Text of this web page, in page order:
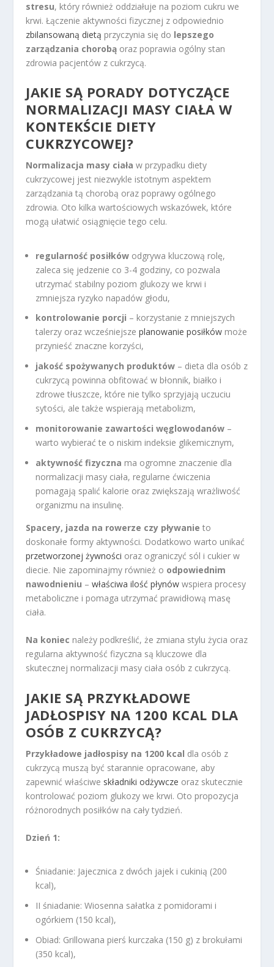
stresu, który również oddziałuje na poziom cukru we
krwi. Łączenie aktywności fizycznej z odpowiednio
zbilansowaną dietą przyczynia się do lepszego
zarządzania chorobą oraz poprawia ogólny stan
zdrowia pacjentów z cukrzycą.
JAKIE SĄ PORADY DOTYCZĄCE
NORMALIZACJI MASY CIAŁA W
KONTEKŚCIE DIETY
CUKRZYCOWEJ?
Normalizacja masy ciała w przypadku diety
cukrzycowej jest niezwykle istotnym aspektem
zarządzania tą chorobą oraz poprawy ogólnego
zdrowia. Oto kilka wartościowych wskazówek, które
mogą ułatwić osiągnięcie tego celu.
regularność posiłków odgrywa kluczową rolę,
zaleca się jedzenie co 3-4 godziny, co pozwala
utrzymać stabilny poziom glukozy we krwi i
zmniejsza ryzyko napadów głodu,
kontrolowanie porcji – korzystanie z mniejszych
talerzy oraz wcześniejszeplanowanie posiłków może
przynieść znaczne korzyści,
jakość spożywanych produktów – dieta dla osób z
cukrzycą powinna obfitować w błonnik, białko i
zdrowe tłuszcze, które nie tylko sprzyjają uczuciu
sytości, ale także wspierają metabolizm,
monitorowanie zawartości węglowodanów –
warto wybierać te o niskim indeksie glikemicznym,
aktywność fizyczna ma ogromne znaczenie dla
normalizacji masy ciała, regularne ćwiczenia
pomagają spalić kalorie oraz zwiększają wrażliwość
organizmu na insulinę.
Spacery, jazda na rowerze czy pływanie to
doskonałe formy aktywności. Dodatkowo warto unikać
przetworzonej żywności oraz ograniczyć sól i cukier w
diecie. Nie zapominajmy również o odpowiednim
nawodnieniu –właściwa ilość płynów wspiera procesy
metaboliczne i pomaga utrzymać prawidłową masę
ciała.
Na koniec należy podkreślić, że zmiana stylu życia oraz
regularna aktywność fizyczna są kluczowe dla
skutecznej normalizacji masy ciała osób z cukrzycą.
JAKIE SĄ PRZYKŁADOWE
JADŁOSPISY NA 1200 KCAL DLA
OSÓB Z CUKRZYCĄ?
Przykładowe jadłospisy na 1200 kcal dla osób z
cukrzycą muszą być starannie opracowane, aby
zapewnić właściwe składniki odżywcze oraz skutecznie
kontrolować poziom glukozy we krwi. Oto propozycja
różnorodnych posiłków na cały tydzień.
Dzień 1:
Śniadanie: Jajecznica z dwóch jajek i cukinią (200
kcal),
II śniadanie: Wiosenna sałatka z pomidorami i
ogórkiem (150 kcal),
Obiad: Grillowana pierś kurczaka (150 g) z brokułami
(350 kcal),